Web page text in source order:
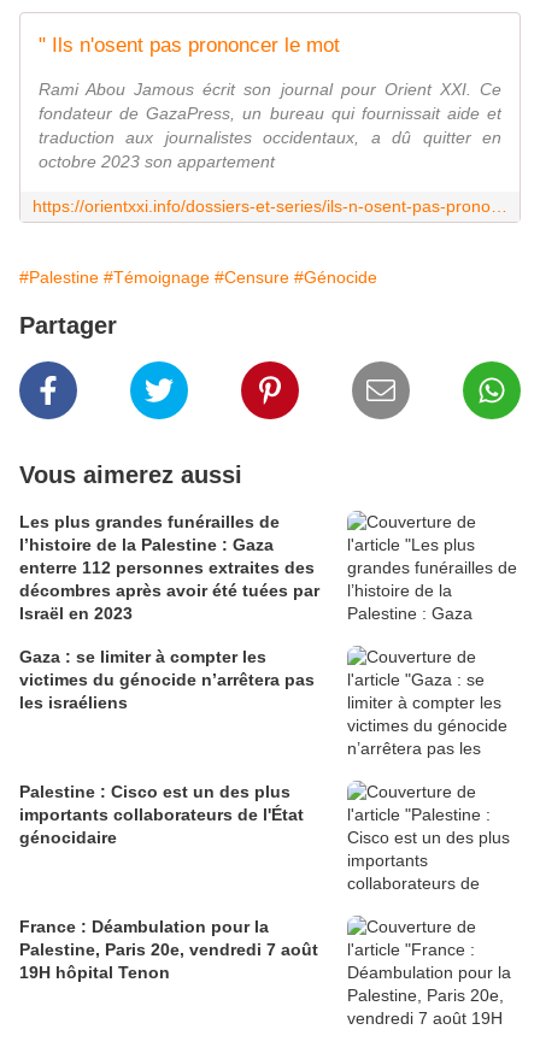
" Ils n'osent pas prononcer le mot
Rami Abou Jamous écrit son journal pour Orient XXI. Ce
fondateur de GazaPress, un bureau qui fournissait aide et
traduction aux journalistes occidentaux, a dû quitter en
octobre 2023 son appartement
#Palestine #Témoignage #Censure #Génocide
Partager
Vous aimerez aussi
Les plus grandes funérailles de
l’histoire de la Palestine : Gaza
enterre 112 personnes extraites des
décombres après avoir été tuées par
Israël en 2023
Gaza : se limiter à compter les
victimes du génocide n’arrêtera pas
les israéliens
Palestine : Cisco est un des plus
importants collaborateurs de l'État
génocidaire
France : Déambulation pour la
Palestine, Paris 20e, vendredi 7 août
19H hôpital Tenon